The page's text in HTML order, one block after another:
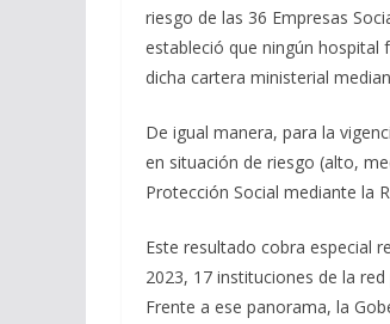
riesgo de las 36 Empresas
estableció que ningún
dicha cartera ministerial
De igual manera, para la
en situación de riesgo (alto,
Protección Social mediante la
Este resultado cobra especial
2023, 17 instituciones de la
Frente a ese panorama, la